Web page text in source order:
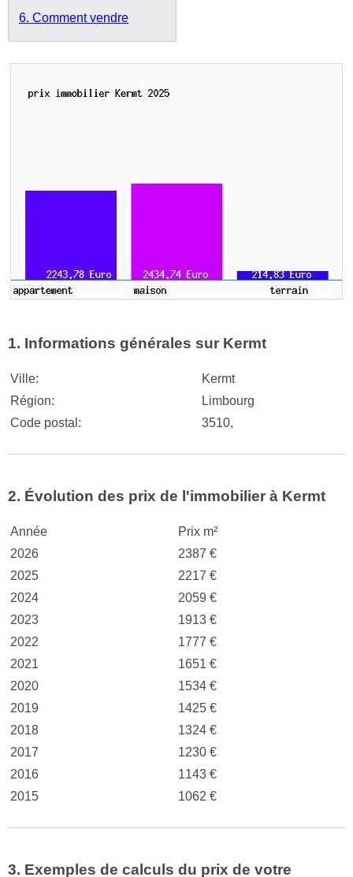
6. Comment vendre
1. Informations générales sur Kermt
Ville:
Kermt
Région:
Limbourg
Code postal:
3510,
2. Évolution des prix de l'immobilier à Kermt
Année
Prix m²
2026
2387 €
2025
2217 €
2024
2059 €
2023
1913 €
2022
1777 €
2021
1651 €
2020
1534 €
2019
1425 €
2018
1324 €
2017
1230 €
2016
1143 €
2015
1062 €
3. Exemples de calculs du prix de votre